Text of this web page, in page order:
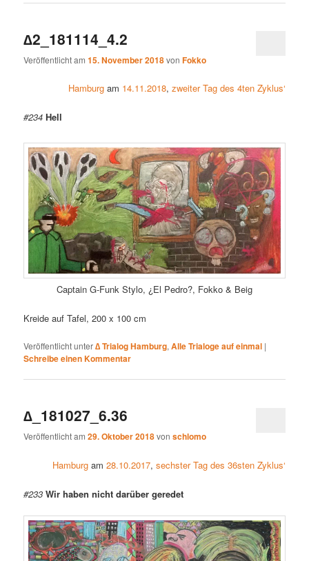
∆2_181114_4.2
Veröffentlicht am15. November 2018vonFokko
Hamburgam 14.11.2018, zweiter Tag des 4ten Zyklus‘
#234 Hell
Captain G-Funk Stylo, ¿El Pedro?, Fokko & Beig
Kreide auf Tafel, 200 x 100 cm
Veröffentlicht unter∆ Trialog Hamburg,Alle Trialoge auf einmal |
Schreibe einen Kommentar
∆_181027_6.36
Veröffentlicht am29. Oktober 2018vonschlomo
Hamburgam 28.10.2017, sechster Tag des 36sten Zyklus‘
#233 Wir haben nicht darüber geredet